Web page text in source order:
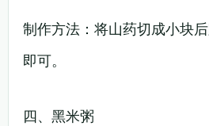
制作方法：将山药切成小块
即可。
四、黑米粥